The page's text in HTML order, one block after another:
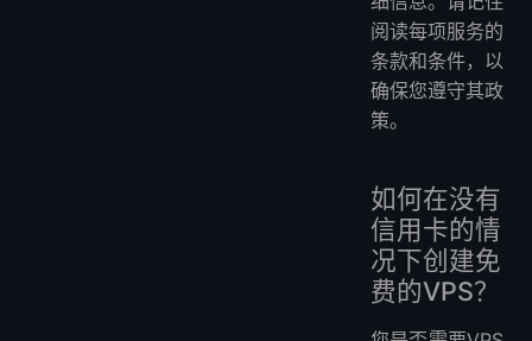
阅读每项服务的
条款和条件，以
确保您遵守其政
策。
如何在没有
信用卡的情
况下创建免
费的VPS？